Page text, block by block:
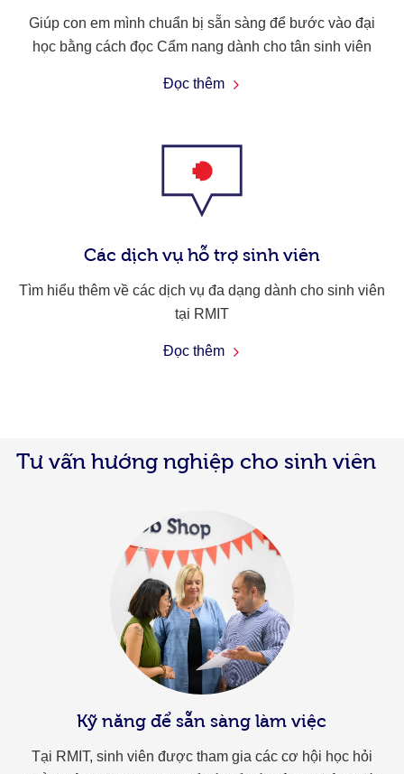
Giúp con em mình chuẩn bị sẵn sàng để bước vào đại
học bằng cách đọc Cẩm nang dành cho tân sinh viên
Đọc thêm
Các dịch vụ hỗ trợ sinh viên
Tìm hiểu thêm về các dịch vụ đa dạng dành cho sinh viên
tại RMIT
Đọc thêm
Tư vấn hướng nghiệp cho sinh viên
Kỹ năng để sẵn sàng làm việc
Tại RMIT, sinh viên được tham gia các cơ hội học hỏi